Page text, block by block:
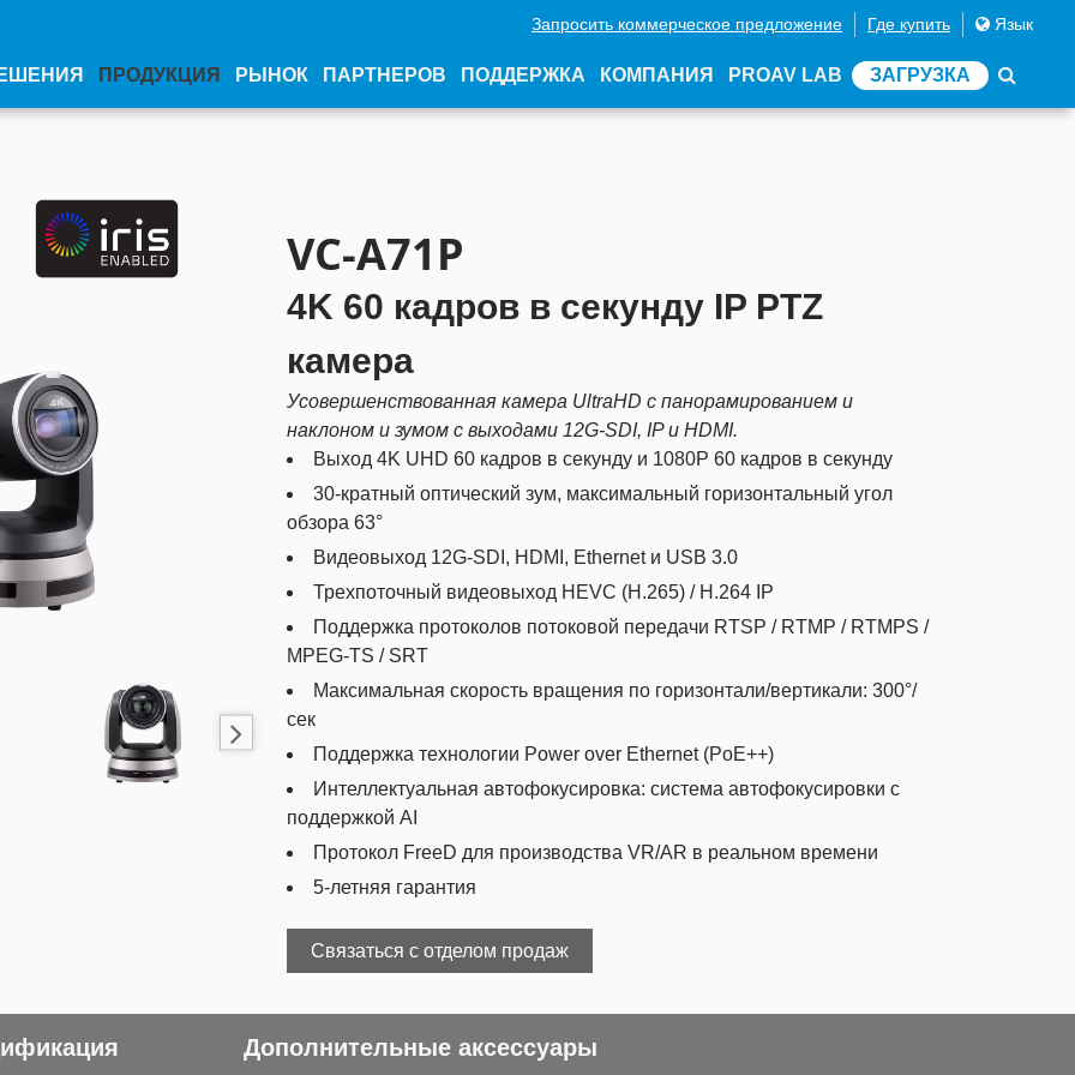
Запросить коммерческое предложение Где купить Язык
ПРОДУКЦИЯ РЫНОК ПАРТНЕРОВ ПОДДЕРЖКА КОМПАНИЯ PROAV LAB ЗАГРУЗКА
VC-A71P
4K 60 кадров в секунду IP PTZ
камера
Усовершенствованная камера UltraHD с панорамированием и
наклоном и зумом с выходами 12G-SDI, IP и HDMI.
Выход 4K UHD 60 кадров в секунду и 1080P 60 кадров в секунду
30-кратный оптический зум, максимальный горизонтальный угол
обзора 63°
Видеовыход 12G-SDI, HDMI, Ethernet и USB 3.0
Трехпоточный видеовыход HEVC (H.265) / H.264 IP
Поддержка протоколов потоковой передачи RTSP / RTMP / RTMPS /
MPEG-TS / SRT
Максимальная скорость вращения по горизонтали/вертикали: 300°/
сек
Поддержка технологии Power over Ethernet (PoE++)
Интеллектуальная автофокусировка: система автофокусировки с
поддержкой AI
Протокол FreeD для производства VR/AR в реальном времени
5-летняя гарантия
Связаться с отделом продаж
Дополнительные аксессуары